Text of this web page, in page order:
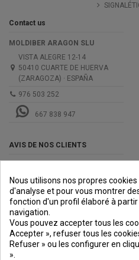
Contact us
MOLDIBER ARAGON SLU
VISTA ALEGRE 12-14
50410 CUARTE DE HUERVA
(ZARAGOZA) · ESPAÑA
976 503 252
667 838 947
AVIS DE NOS CLIENTS
PREMIOS
DE PAGO
Nous utilisons nos propres
d'analyse et pour vous montrer
fonction d'un profil élaboré à
navigation.
Vous pouvez accepter tous les
Accepter », refuser tous les
Refuser » ou les configurer en
».